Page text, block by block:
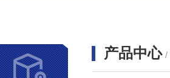
产品中心 /